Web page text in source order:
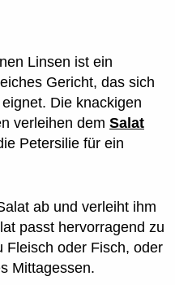
Linsen ist ein
Gericht, das sich
Die knackigen
verleihen dem Salat
Petersilie für ein
ab und verleiht ihm
passt hervorragend zu
Fleisch oder Fisch, oder
Mittagessen.